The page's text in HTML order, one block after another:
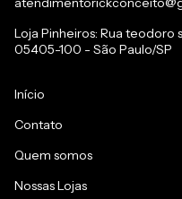
Loja Pinheiros: Rua teodoro
05405-100 - São Paulo/SP
Início
Contato
Quem somos
Nossas Lojas